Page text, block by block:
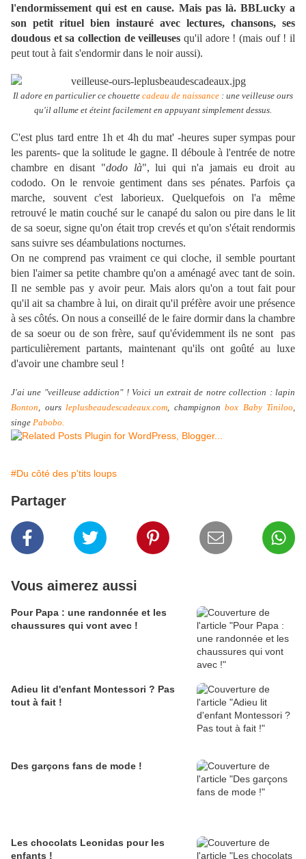
l'endormissement qui est en cause. Mais pas là. BBLucky a
son petit rituel bien instauré avec lectures, chansons, ses
doudous et sa collection de veilleuses qu'il adore ! (mais ouf ! il
peut tout à fait s'endormir dans le noir aussi).
Il adore en particulier ce chouette cadeau de naissance : une veilleuse ours
qu'il allume et éteint facilement en appuyant simplement dessus.
C'est plus tard entre 1h et 4h du mat' -heures super sympas pour
les parents- que la solitude le gagne. Il déboule à l'entrée de notre
chambre en disant "dodo là", lui qui n'a jamais eu droit au
cododo. On le renvoie gentiment dans ses pénates. Parfois ça
marche, souvent c'est laborieux. Quelquefois on l'a même
retrouvé le matin couché sur le canapé du salon ou pire dans le lit
de sa soeur, signe qu'on était trop crevés et qu'on s'était rendormis
sans suivre ses déambulations nocturnes.
On ne comprend pas vraiment ce qui cloche, il semble pourtant
bien l'aimer sa petite chambre qu'on a aménagé avec tant de soin.
Il ne semble pas y avoir peur. Mais alors qu'on a tout fait pour
qu'il ait sa chambre à lui, on dirait qu'il préfère avoir une présence
à ses côtés. On nous a conseillé de le faire dormir dans la chambre
de sa soeur ou de son frère, sauf qu'évidemment ils ne sont
pas
particulièrement partants, maintenant qu'ils ont goûté au luxe
d'avoir une chambre seul !
J'ai une "veilleuse addiction" ! Voici un extrait de notre collection : lapin
Bonton, ours leplusbeaudescadeaux.com, champignon box Baby Tiniloo,
singe Pabobo.
#Du côté des p'tits loups
Partager
Vous aimerez aussi
Pour Papa : une randonnée et les
chaussures qui vont avec !
Adieu lit d'enfant Montessori ? Pas
tout à fait !
Des garçons fans de mode !
Les chocolats Leonidas pour les
enfants !